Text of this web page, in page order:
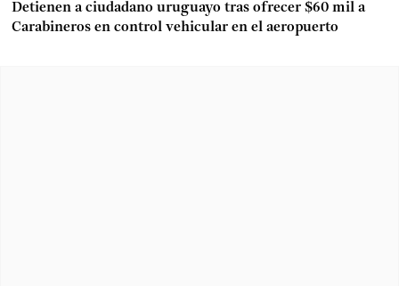
Detienen a ciudadano uruguayo tras ofrecer $60 mil a
Carabineros en control vehicular en el aeropuerto